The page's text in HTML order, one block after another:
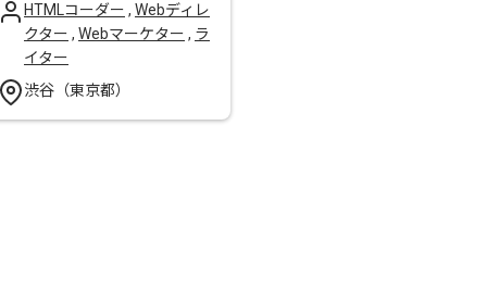
HTMLコーダー , Webディレ
クター , Webマーケター , ラ
イター
渋谷（東京都）